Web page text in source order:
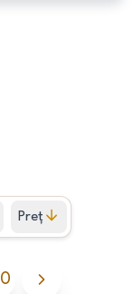
Preț
descrescător